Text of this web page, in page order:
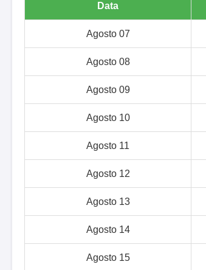
Data
Agosto 07
Agosto 08
Agosto 09
Agosto 10
Agosto 11
Agosto 12
Agosto 13
Agosto 14
Agosto 15